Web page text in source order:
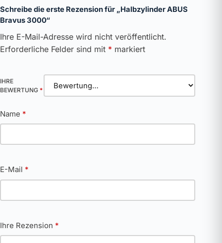
Schreibe die erste Rezension für „Halbzylinder ABUS
Bravus 3000“
Ihre E-Mail-Adresse wird nicht veröffentlicht.
Erforderliche Felder sind mit * markiert
IHRE
BEWERTUNG *
Name *
E-Mail *
Ihre Rezension *